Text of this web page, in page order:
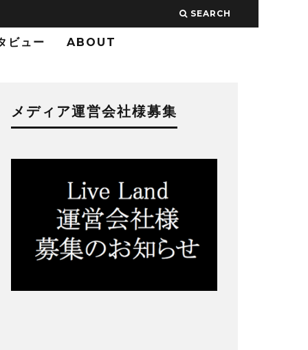
SEARCH
ビュー ABOUT
メディア運営会社様募集